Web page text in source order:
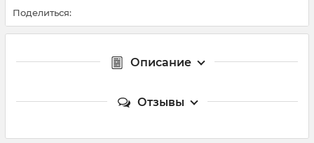
Поделиться:
Описание
Отзывы